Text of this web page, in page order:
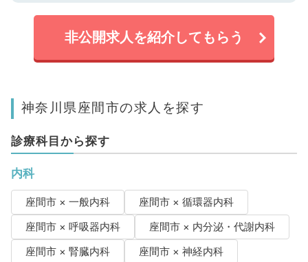
非公開求人を紹介してもらう
神奈川県座間市の求人を探す
診療科目から探す
内科
座間市 × 一般内科
座間市 × 循環器内科
座間市 × 呼吸器内科
座間市 × 内分泌・代謝内科
座間市 × 腎臓内科
座間市 × 神経内科